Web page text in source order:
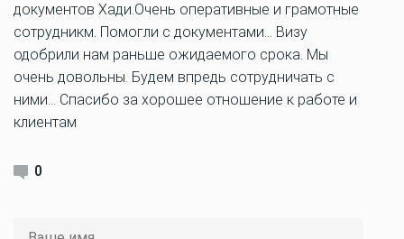
документов Хади.Очень оперативные и грамотные
сотрудникм. Помогли с документами… Визу
одобрили нам раньше ожидаемого срока. Мы
очень довольны. Будем впредь сотрудничать с
ними… Спасибо за хорошее отношение к работе и
клиентам
0